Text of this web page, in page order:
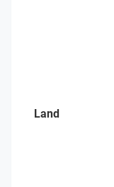
Land